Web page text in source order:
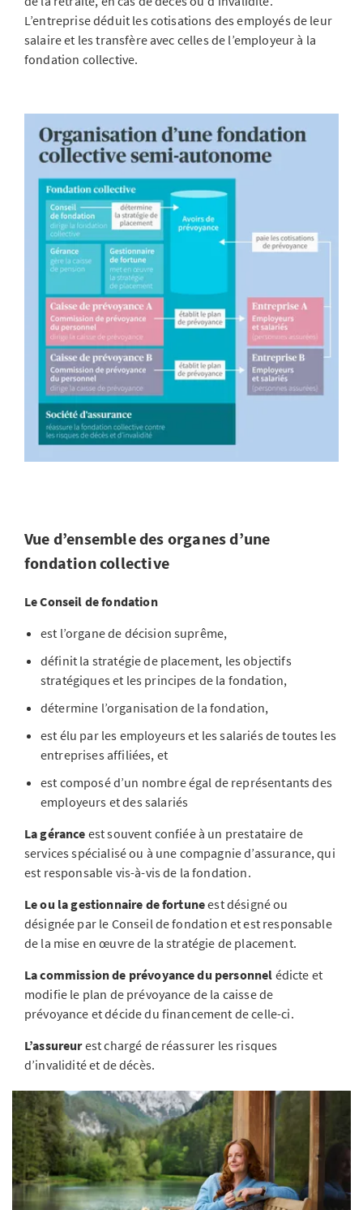
L’entreprise déduit les cotisations des employés de leur
salaire et les transfère avec celles de l’employeur à la
fondation collective.
Vue d’ensemble des organes d’une
fondation collective
Le Conseil de fondation
est l’organe de décision suprême,
définit la stratégie de placement, les objectifs
stratégiques et les principes de la fondation,
détermine l’organisation de la fondation,
est élu par les employeurs et les salariés de toutes les
entreprises affiliées, et
est composé d’un nombre égal de représentants des
employeurs et des salariés
La gérance est souvent confiée à un prestataire de
services spécialisé ou à une compagnie d’assurance, qui
est responsable vis-à-vis de la fondation.
Le ou la gestionnaire de fortuneest désigné ou
désignée par le Conseil de fondation et est responsable
de la mise en œuvre de la stratégie de placement.
La commission de prévoyance du personnel édicte et
modifie le plan de prévoyance de la caisse de
prévoyance et décide du financement de celle-ci.
L’assureurest chargé de réassurer les risques
d’invalidité et de décès.